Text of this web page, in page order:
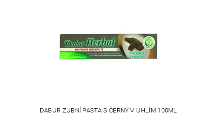
DABUR ZUBNÍ PASTA S ČERNÝM UHLÍM 100ML